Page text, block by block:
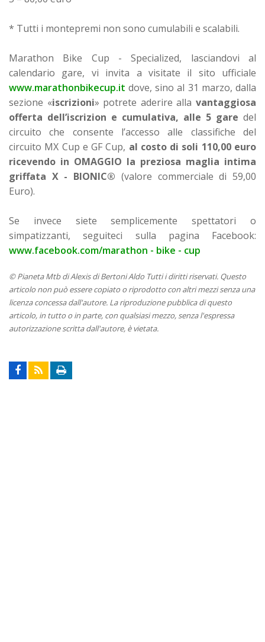
* Tutti i montepremi non sono cumulabili e scalabili.
Marathon Bike Cup - Specialized, lasciandovi al
calendario gare, vi invita a visitate il sito ufficiale
www.marathonbikecup.it dove, sino al 31 marzo, dalla
sezione «iscrizioni» potrete aderire allavantaggiosa
offerta dell’iscrizion e cumulativa, alle 5 gare del
circuito che consente l’accesso alle classifiche del
circuito MX Cup e GF Cup, al costo di soli 110,00 euro
ricevendo in OMAGGIO la preziosa maglia intima
griffata X - BIONIC® (valore commerciale di 59,00
Euro).
Se invece siete semplicemente spettatori o
simpatizzanti, seguiteci sulla pagina Facebook:
www.facebook.com/marathon - bike - cup
© Pianeta Mtb di Alexis di Bertoni Aldo Tutti i diritti riservati. Questo
articolo non può essere copiato o riprodotto con altri mezzi senza una
licenza concessa dall'autore. La riproduzione pubblica di questo
articolo, in tutto o in parte, con qualsiasi mezzo, senza l'espressa
autorizzazione scritta dall'autore, è vietata.